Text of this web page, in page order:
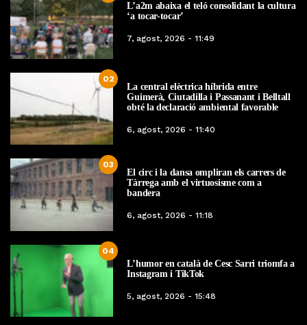
L’a2m abaixa el teló consolidant la cultura
‘a tocar-tocar’
7, agost, 2026 - 11:49
02
La central elèctrica híbrida entre
Guimerà, Ciutadilla i Passanant i Belltall
obté la declaració ambiental favorable
6, agost, 2026 - 11:40
03
El circ i la dansa ompliran els carrers de
Tàrrega amb el virtuosisme com a
bandera
6, agost, 2026 - 11:18
04
L’humor en català de Cesc Sarri triomfa a
Instagram i TikTok
5, agost, 2026 - 15:48